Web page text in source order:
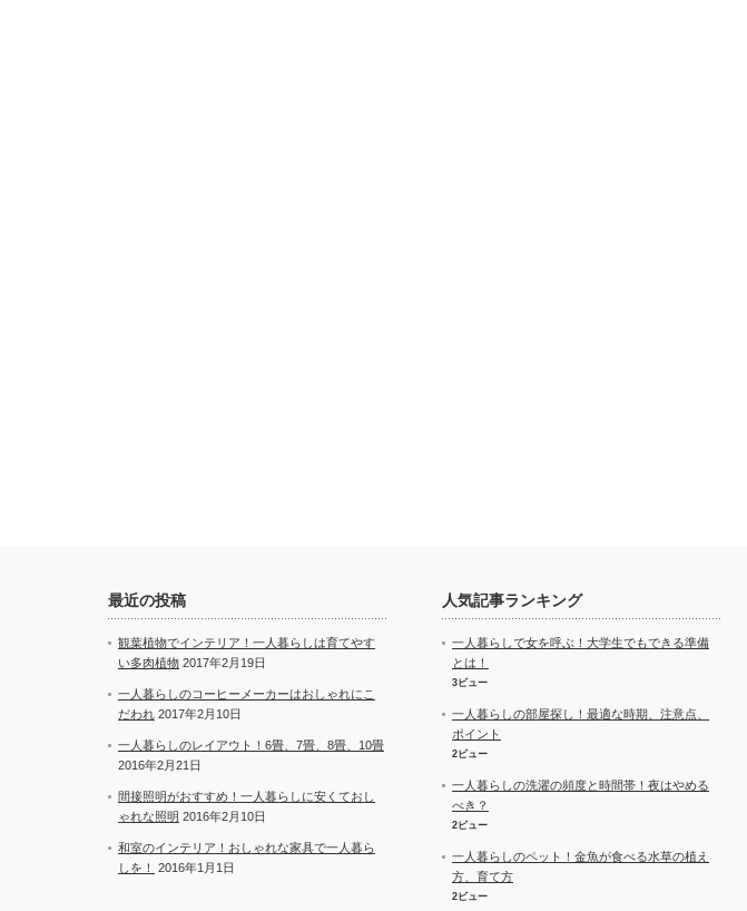
最近の投稿
観葉植物でインテリア！一人暮らしは育てやす
い多肉植物 2017年2月19日
一人暮らしのコーヒーメーカーはおしゃれにこ
だわれ 2017年2月10日
一人暮らしのレイアウト！6畳、7畳、8畳、10畳
2016年2月21日
間接照明がおすすめ！一人暮らしに安くておし
ゃれな照明 2016年2月10日
和室のインテリア！おしゃれな家具で一人暮ら
しを！
2016年1月1日
人気記事ランキング
一人暮らしで女を呼ぶ！大学生でもできる準備
とは！
3ビュー
一人暮らしの部屋探し！最適な時期、注意点、
ポイント
2ビュー
一人暮らしの洗濯の頻度と時間帯！夜はやめる
べき？
2ビュー
一人暮らしのペット！金魚が食べる水草の植え
方、育て方
2ビュー